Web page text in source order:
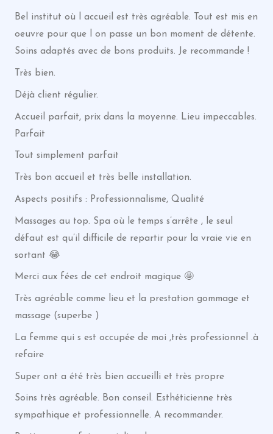
Bel institut où l accueil est très agréable. Tout est mis en
oeuvre pour que l on passe un bon moment de détente.
Soins adaptés avec de bons produits. Je recommande !
Très bien.
Déjà client régulier.
Accueil parfait, prix dans la moyenne. Lieu impeccables.
Parfait
Tout simplement parfait
Très bon accueil et très belle installation.
Aspects positifs : Professionnalisme, Qualité
Massages au top. Spa où le temps s’arrête , le seul
défaut est qu’il difficile de repartir pour la vraie vie en
sortant 😂
Merci aux fées de cet endroit magique 🤩
Très agréable comme lieu et la prestation gommage et
massage (superbe )
La femme qui s est occupée de moi ,très professionnel .à
refaire
Super ont a été très bien accueilli et très propre
Soins très agréable. Bon conseil. Esthéticienne très
sympathique et professionnelle. A recommander.